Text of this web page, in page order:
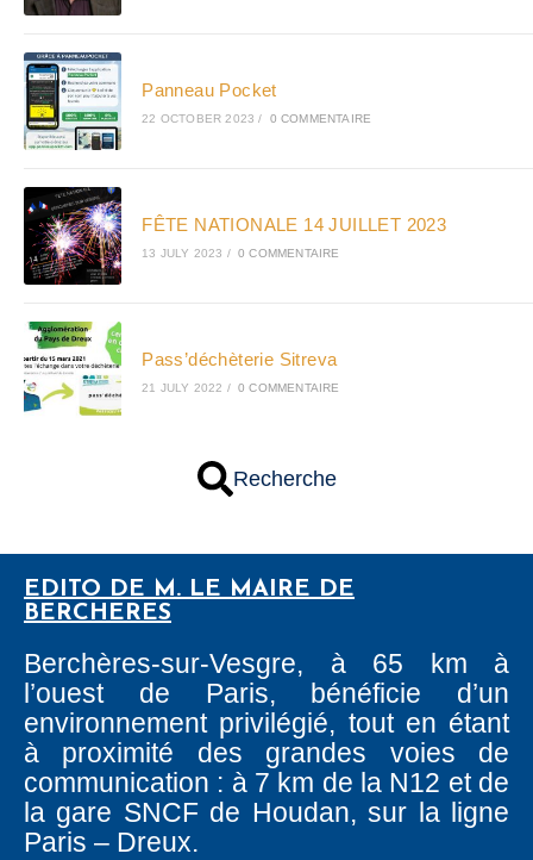
Panneau Pocket
22 OCTOBER 2023 / 0 COMMENTAIRE
FÊTE NATIONALE 14 JUILLET 2023
13 JULY 2023 / 0 COMMENTAIRE
Pass’déchèterie Sitreva
21 JULY 2022 / 0 COMMENTAIRE
Recherche
EDITO DE M. LE MAIRE DE
BERCHERES
Berchères-sur-Vesgre, à 65 km à
l’ouest de Paris, bénéficie d’un
environnement privilégié, tout en étant
à proximité des grandes voies de
communication : à 7 km de la N12 et de
la gare SNCF de Houdan, sur la ligne
Paris – Dreux.